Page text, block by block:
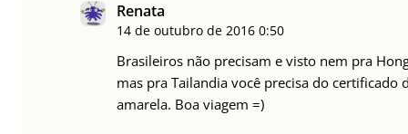
Renata
14 de outubro de 2016 0:50
Brasileiros não precisam e visto nem pra
mas pra Tailandia você precisa do certificado
amarela. Boa viagem =)